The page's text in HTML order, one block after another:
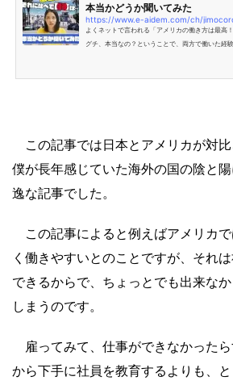
本当かどうか聞いてみた
https://www.e-aidem.com/ch/
よくネットで言われる「アメリカの働き方は最高
グチ、本当なの？ということで、両方で働いた経
この記事では日本とアメリカが対比
僕が長年感じていた海外の国の陰と
逸な記事でした。
この記事によると例えばアメリカ
く働きやすいとのことですが、それ
できるからで、ちょっとでも出来な
しまうのです。
雇ってみて、仕事ができなかった
から下手に社員を教育するよりも、